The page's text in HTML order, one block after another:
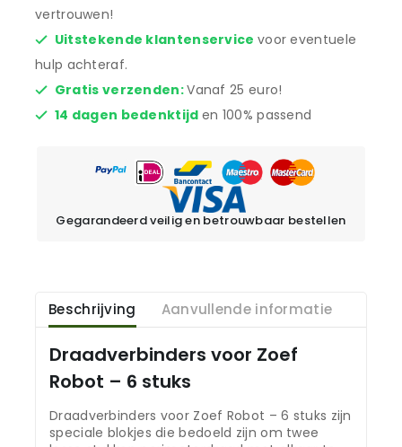
vertrouwen!
Uitstekende klantenservice voor eventuele
hulp achteraf.
Gratis verzenden:Vanaf 25 euro!
14 dagen bedenktijd en 100% passend
Gegarandeerd veilig en betrouwbaar bestellen
Beschrijving Aanvullende informatie
Draadverbinders voor Zoef
Robot – 6 stuks
Draadverbinders voor Zoef Robot – 6 stuks zijn
speciale blokjes die bedoeld zijn om twee